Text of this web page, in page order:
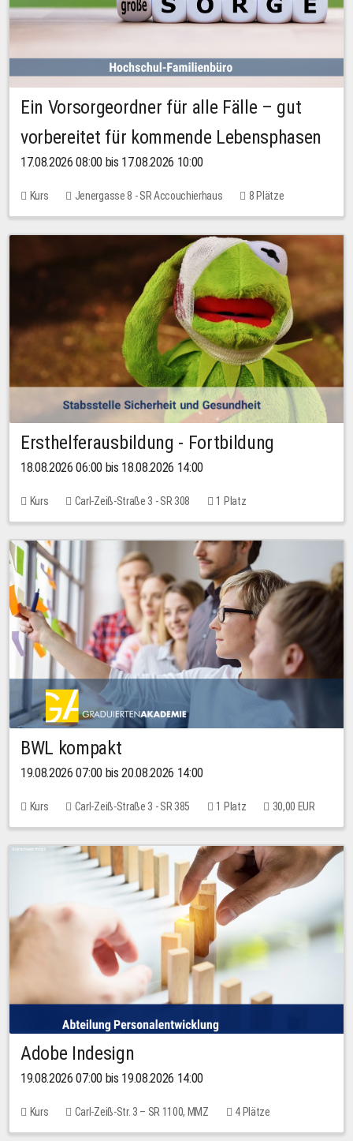
Ein Vorsorgeordner für alle Fälle – gut
vorbereitet für kommende Lebensphasen
17.08.2026 08:00 bis 17.08.2026 10:00
Kurs Jenergasse 8 - SR Accouchierhaus 8 Plätze
Ersthelferausbildung - Fortbildung
18.08.2026 06:00 bis 18.08.2026 14:00
Kurs Carl-Zeiß-Straße 3 - SR 308 1 Platz
BWL kompakt
19.08.2026 07:00 bis 20.08.2026 14:00
Kurs Carl-Zeiß-Straße 3 - SR 385 1 Platz 30,00 EUR
Adobe Indesign
19.08.2026 07:00 bis 19.08.2026 14:00
Kurs Carl-Zeiß-Str. 3 – SR 1100, MMZ 4 Plätze